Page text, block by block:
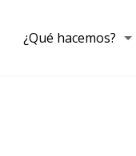
¿Qué hacemos?